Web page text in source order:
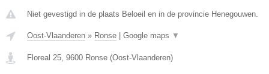
Niet gevestigd in de plaats Beloeil en in de provincie Henegouwen.
Oost-Vlaanderen » Ronse Google maps ▼
Floreal 25 9600 Ronse (Oost-Vlaanderen)